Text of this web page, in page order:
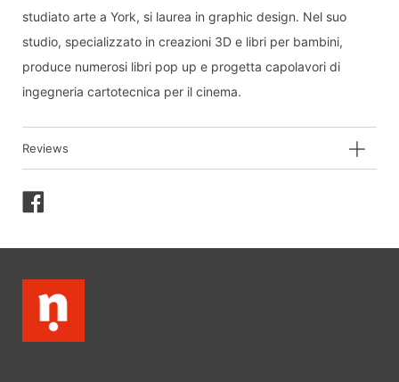
studiato arte a York, si laurea in graphic design. Nel suo
studio, specializzato in creazioni 3D e libri per bambini,
produce numerosi libri pop up e progetta capolavori di
ingegneria cartotecnica per il cinema.
Reviews
Condividi